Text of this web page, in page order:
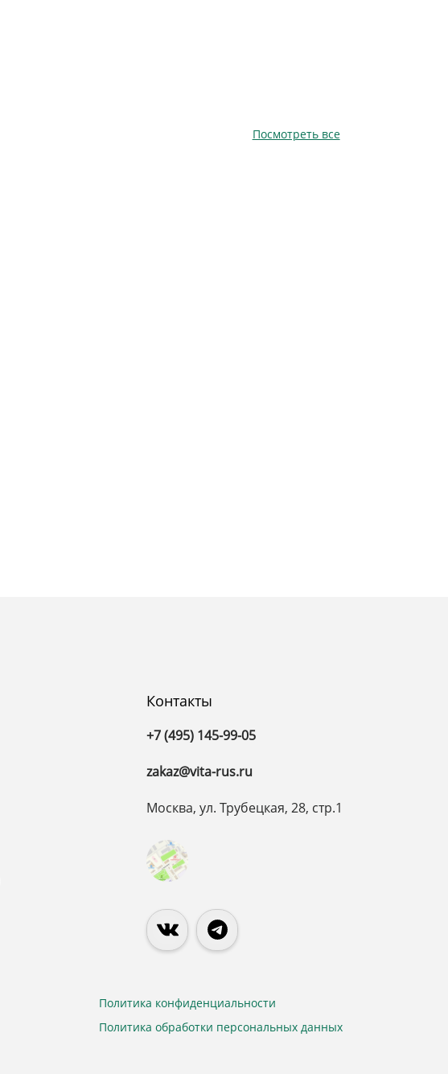
Посмотреть все
Контакты
+7 (495) 145-99-05
zakaz@vita-rus.ru
Москва, ул. Трубецкая, 28, стр.1
Политика конфиденциальности
Политика обработки персональных данных